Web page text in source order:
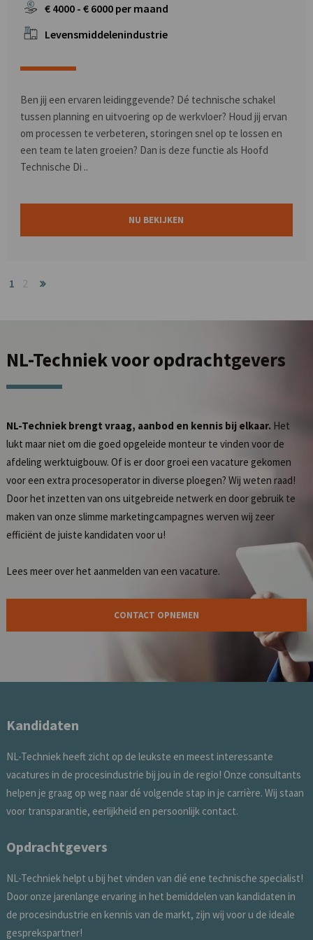
€ 4000 - € 6000 per maand
Levensmiddelenindustrie
Ben jij een ervaren leidinggevende? Dé technische schakel
tussen planning en uitvoering op de werkvloer? Houd jij ervan
om processen te verbeteren, storingen snel op te lossen en
een team te laten groeien? Dan is deze functie als Hoofd
Technische Di ..
NU BEKIJKEN
1 2
NL-Techniekvoor opdrachtgevers
NL-Techniek brengt vraag, aanbod en kennis bij elkaar. Het
lukt maar niet om die goed opgeleide monteur te vinden voor de
afdeling werktuigbouw. Of is er door groei een vacature gekomen
voor een extra procesoperator in diverse ploegen? Wij weten raad!
Door het inzetten van ons uitgebreide netwerk en door gebruik te
maken van onze slimme marketingcampagnes werven wij zeer
efficiënt de juiste kandidaten voor u!
Lees meer over het aanmelden van een vacature.
CONTACT OPNEMEN
Kandidaten
NL-Techniek heeft zicht op de leukste en meest interessante
vacatures in de procesindustrie bij jou in de regio! Onze consultants
helpen je graag op weg naar dé volgende stap in je carrière. Wij staan
voor transparantie, eerlijkheid en persoonlijk contact.
Opdrachtgevers
NL-Techniek helpt u bij het vinden van dié ene technische specialist!
Door onze jarenlange ervaring in het bemiddelen van kandidaten in
de procesindustrie en kennis van de markt, zijn wij voor u de ideale
gesprekspartner!